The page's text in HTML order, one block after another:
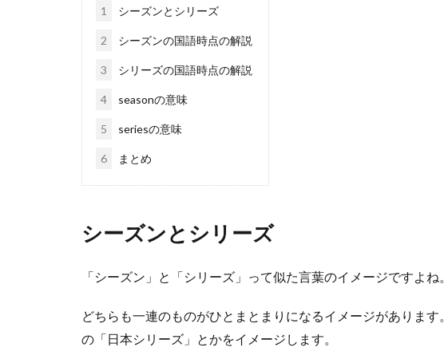
1 シーズンとシリーズ
2 シーズンの国語時点の解説
3 シリーズの国語時点の解説
4 seasonの意味
5 seriesの意味
6 まとめ
シーズンとシリーズ
「シーズン」と「シリーズ」って似た言葉のイメージですよね。
どちらも一連のものがひとまとまりになるイメージがありま
の「日本シリーズ」とかをイメージします。